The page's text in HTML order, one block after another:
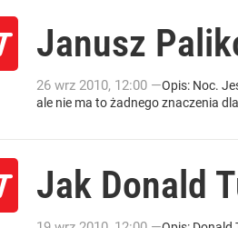
Janusz
26 wrz 2010, 12:00 —Opis: Noc.
ale nie ma to żadnego znaczenia
Jak Donald